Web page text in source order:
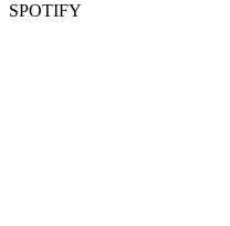
SPOTIFY